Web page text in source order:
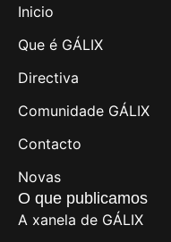
Inicio
Que é GÁLIX
Directiva
Comunidade GÁLIX
Contacto
Novas
O que publicamos
A xanela de GÁLIX